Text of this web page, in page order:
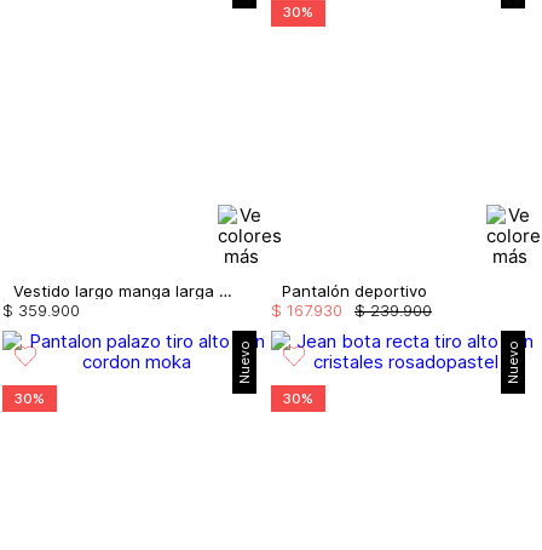
Vestido largo manga larga con drapeado
$ 359.900
30%
Pantalón deportivo
$ 239.900
$ 167.930
Nuevo
30%
Nuevo
30%